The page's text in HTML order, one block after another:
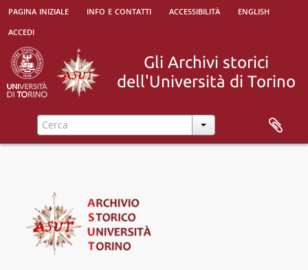
pagina iniziale info e contatti accessibilità
english
accedi
[Raccolta] Collezione "Marco Albera", 1500 - 2000
[Parte] Università di Torino e altri istituti, 1572 - 1964